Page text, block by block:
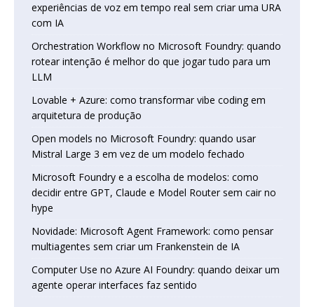
experiências de voz em tempo real sem criar uma URA
com IA
Orchestration Workflow no Microsoft Foundry: quando
rotear intenção é melhor do que jogar tudo para um
LLM
Lovable + Azure: como transformar vibe coding em
arquitetura de produção
Open models no Microsoft Foundry: quando usar
Mistral Large 3 em vez de um modelo fechado
Microsoft Foundry e a escolha de modelos: como
decidir entre GPT, Claude e Model Router sem cair no
hype
Novidade: Microsoft Agent Framework: como pensar
multiagentes sem criar um Frankenstein de IA
Computer Use no Azure AI Foundry: quando deixar um
agente operar interfaces faz sentido